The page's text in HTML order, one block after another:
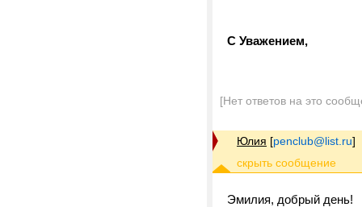
С Уважением,
[Нет ответов на это
Юлия [penclub@list.ru]
Эмилия, добрый день!